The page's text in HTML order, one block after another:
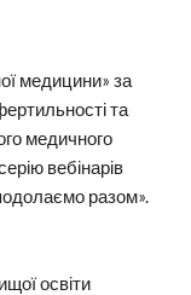
медицини» за
та
медичного
вебінарів
разом».
освіти